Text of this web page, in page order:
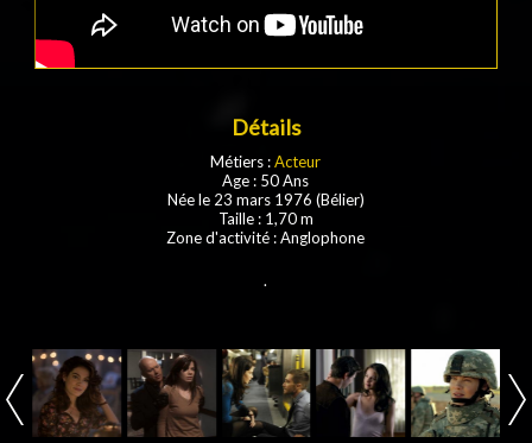
Détails
Métiers :Acteur
Age : 50 Ans
Née le 23 mars 1976 (Bélier)
Taille : 1,70 m
Zone d'activité : Anglophone
.